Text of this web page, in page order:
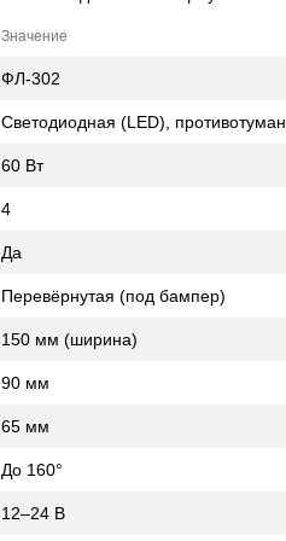
Значение
ФЛ-302
Светодиодная (LED),
60 Вт
4
Да
Перевёрнутая (под бампер)
150 мм (ширина)
90 мм
65 мм
До 160°
12–24 В